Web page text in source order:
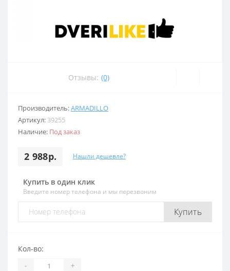
Отзывы: (0)
Производитель:ARMADILLO
Артикул: 39255
Наличие: Под заказ
2 988р. Нашли дешевле?
Купить в один клик
Введите номер телефона и мы перезвоним
Купить
Кол-во:
- +